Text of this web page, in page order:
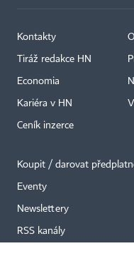
Kontakty
Tiráž redakce HN
Economia
Kariéra v HN
Ceník inzerce
Koupit / darovat
Eventy
Newslettery
RSS kanály